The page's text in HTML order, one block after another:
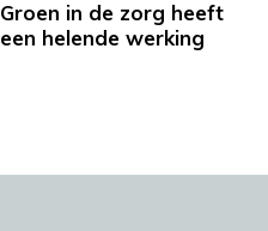
Groen in de zorg heeft
een helende werking